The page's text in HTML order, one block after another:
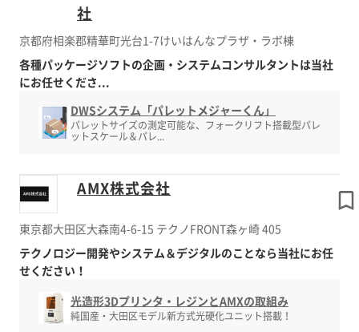
社
京都府相楽郡精華町光台1-7けいはんなプラザ・ラボ棟
各種パッケージソフトの企画・システムコンサルタントは当社
にお任せくださ...
DWSシステム「パレットメジャーくん」
パレットサイズの測定可能な、フォークリフト搭載型パレ
ットスケール＆パレ...
AMX株式会社
東京都大田区大森南4-6-15 テクノFRONT森ヶ崎 405
テクノロジー開発やシステム＆デジタルのことなら当社にお任
せください！
光造形3Dプリンタ・レジンとAMXの取組み
純国産・大田区モデル新方式光硬化ユニット搭載！